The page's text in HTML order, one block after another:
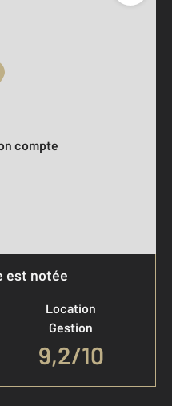
compte
est notée
Location
Gestion
9,2/10